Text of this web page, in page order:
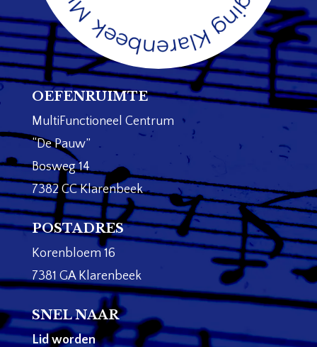
OEFENRUIMTE
MultiFunctioneel Centrum
“De Pauw”
Bosweg 14
7382 CC Klarenbeek
POSTADRES
Korenbloem 16
7381 GA Klarenbeek
SNEL NAAR
Lid worden